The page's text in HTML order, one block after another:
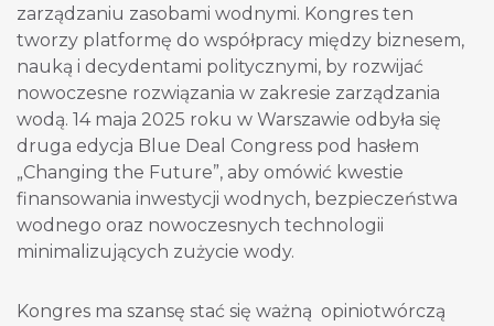
zarządzaniu zasobami wodnymi. Kongres ten
tworzy platformę do współpracy między biznesem,
nauką i decydentami politycznymi, by rozwijać
nowoczesne rozwiązania w zakresie zarządzania
wodą. 14 maja 2025 roku w Warszawie odbyła się
druga edycja Blue Deal Congress pod hasłem
„Changing the Future”, aby omówić kwestie
finansowania inwestycji wodnych, bezpieczeństwa
wodnego oraz nowoczesnych technologii
minimalizujących zużycie wody.
Kongres ma szansę stać się ważną opiniotwórczą